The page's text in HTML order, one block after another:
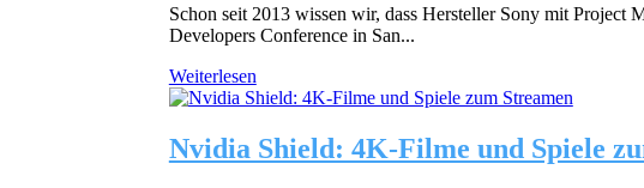
Schon seit 2013 wissen wir, dass Hersteller Sony mit
Developers Conference in San...
Weiterlesen
Nvidia Shield: 4K-Filme und Spiele